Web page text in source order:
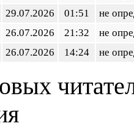
29.07.2026 01:51
не
26.07.2026 21:32
не
26.07.2026 14:24 не